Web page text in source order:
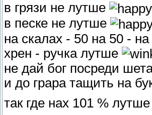
в грязи не лутше
в песке не лутше
на скалах - 50 на 50 -
хрен - ручка лутше
не дай бог посреди
и до грара тащить на
так где нах 101 %